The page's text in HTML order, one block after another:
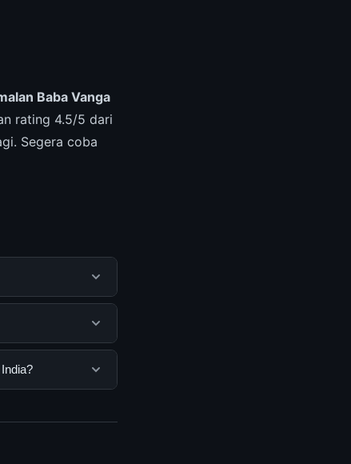
Baba Vanga
rating 4.5/5 dari
Segera coba
pengguna
Tidak ada